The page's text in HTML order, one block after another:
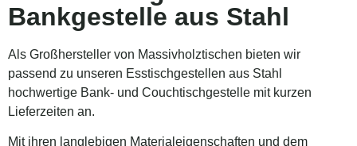
Bankgestelle aus Stahl
Als Großhersteller von Massivholztischen bieten wir
passend zu unseren Esstischgestellen aus Stahl
hochwertige Bank- und Couchtischgestelle mit kurzen
Lieferzeiten an.
Mit ihren langlebigen Materialeigenschaften und dem